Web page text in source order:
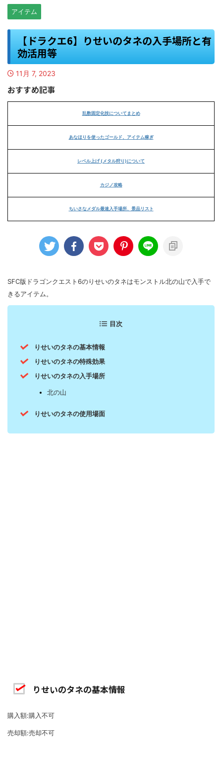
アイテム
【ドラクエ6】りせいのタネの入手場所と有
効活用等
11月 7, 2023
おすすめ記事
乱数固定化技についてまとめ
あなほりを使ったゴールド、アイテム稼ぎ
レベル上げ (メタル狩り)について
カジノ攻略
ちいさなメダル最速入手場所、景品リスト
SFC版ドラゴンクエスト6のりせいのタネはモンストル北の山で入手で
きるアイテム。
目次
りせいのタネの基本情報
りせいのタネの特殊効果
りせいのタネの入手場所
北の山
りせいのタネの使用場面
りせいのタネの基本情報
購入額:購入不可
売却額:売却不可